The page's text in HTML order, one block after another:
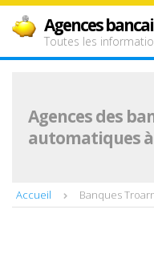
Agences
Toutes les
Agences des
automatiques
Accueil Banques